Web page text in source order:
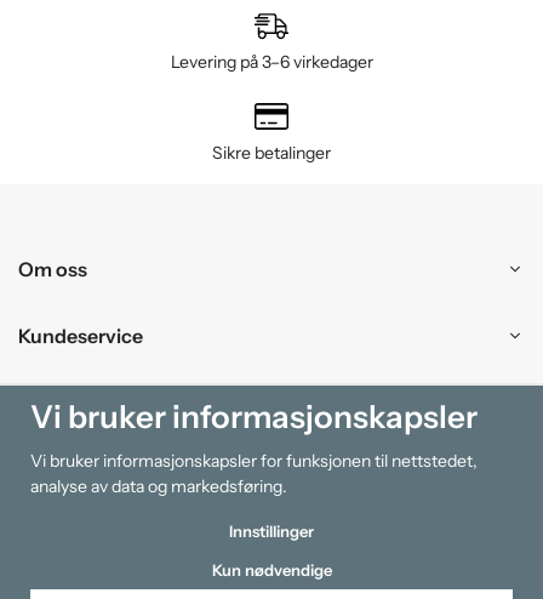
Levering på 3–6 virkedager
Sikre betalinger
Om oss
Kundeservice
Kjøpesenter
Information
Vi bruker informasjonskapsler
Vi bruker informasjonskapsler for funksjonen til nettstedet,
analyse av data og markedsføring.
Innstillinger
Kun nødvendige